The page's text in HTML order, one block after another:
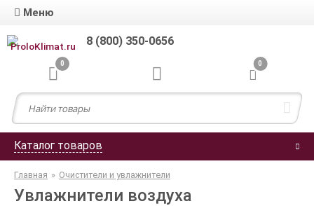
Меню
8 (800) 350-0656
0 0
Каталог товаров
Главная » Очистители и увлажнители
Увлажнители воздуха